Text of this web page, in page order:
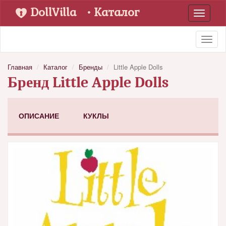
Toggle
DollVilla • Каталог
Главная Каталог Бренды Little Apple Dolls
Бренд Little Apple Dolls
ОПИСАНИЕ КУКЛЫ